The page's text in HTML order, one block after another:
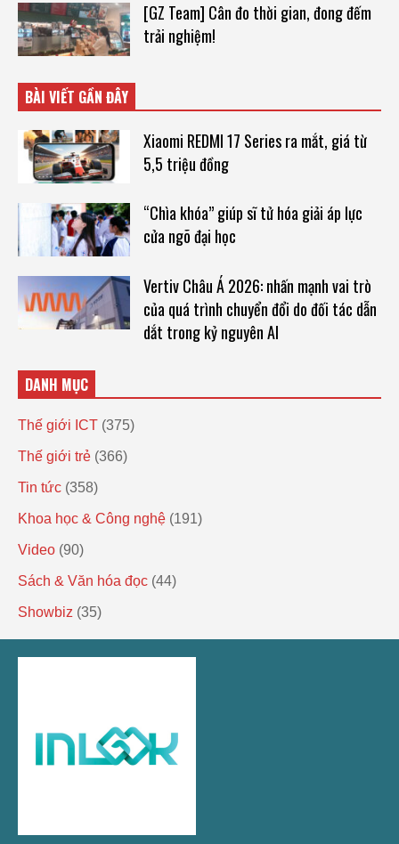
[GZ Team] Cân đo thời gian, đong đếm
trải nghiệm!
BÀI VIẾT GẦN ĐÂY
Xiaomi REDMI 17 Series ra mắt, giá từ
5,5 triệu đồng
“Chìa khóa” giúp sĩ tử hóa giải áp lực
cửa ngõ đại học
Vertiv Châu Á 2026: nhấn mạnh vai trò
của quá trình chuyển đổi do đối tác dẫn
dắt trong kỷ nguyên AI
DANH MỤC
Thế giới ICT (375)
Thế giới trẻ (366)
Tin tức (358)
Khoa học & Công nghệ (191)
Video (90)
Sách & Văn hóa đọc (44)
Showbiz (35)